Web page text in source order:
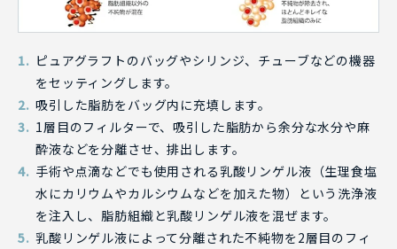
ピュアグラフトのバッグやシリンジ、チューブなどの機器
をセッティングします。
吸引した脂肪をバッグ内に充填します。
1層目のフィルターで、吸引した脂肪から余分な水分や麻
酔液などを分離させ、排出します。
手術や点滴などでも使用される乳酸リンゲル液（生理食塩
水にカリウムやカルシウムなどを加えた物）という洗浄液
を注入し、脂肪組織と乳酸リンゲル液を混ぜます。
乳酸リンゲル液によって分離された不純物を2層目のフィ